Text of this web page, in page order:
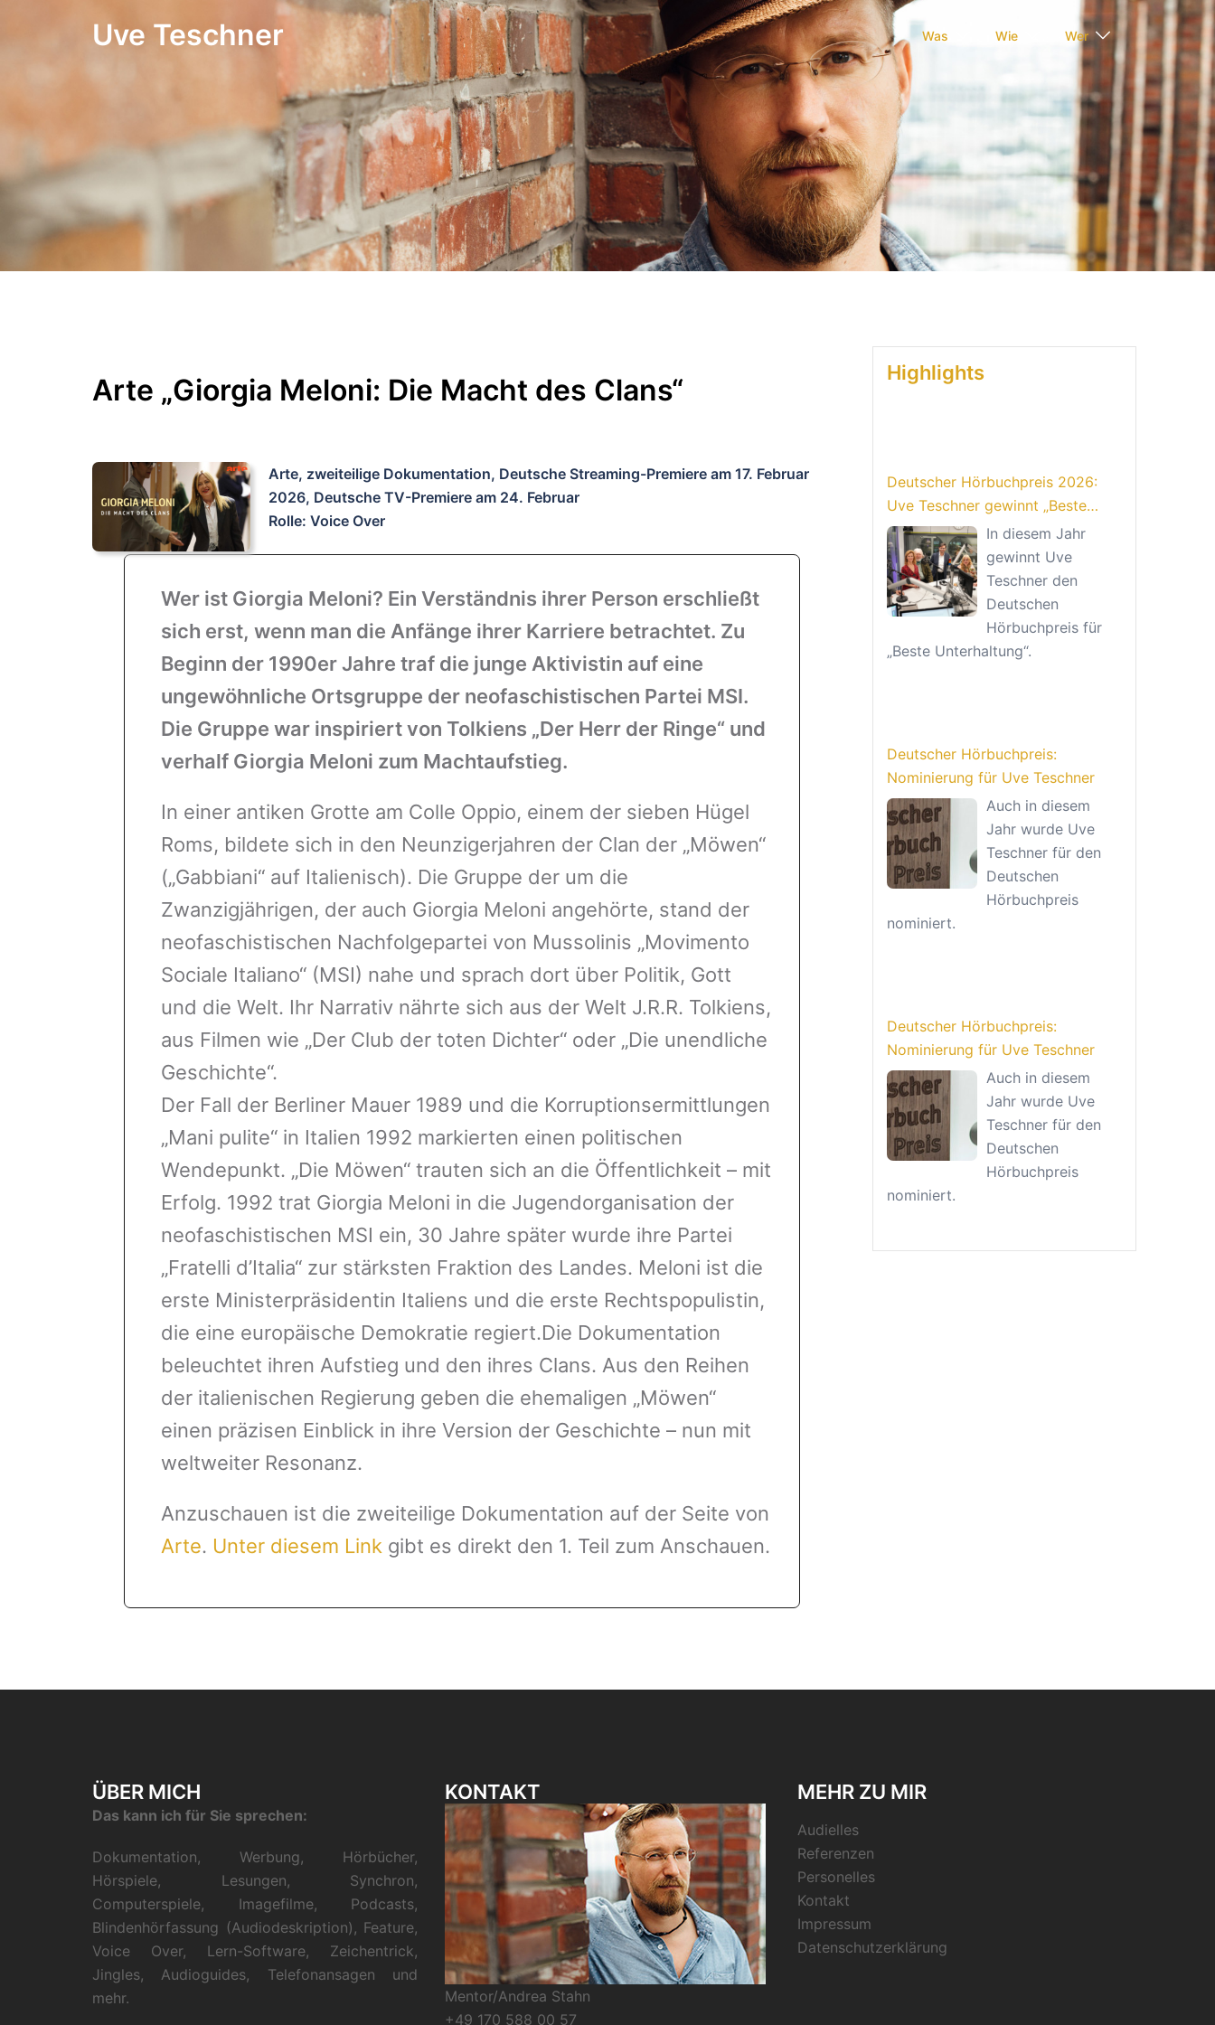
Uve Teschner Was Wie Wer
Arte „Giorgia Meloni: Die Macht des Clans“
Arte, zweiteilige Dokumentation, Deutsche Streaming-Premiere am 17. Februar
2026, Deutsche TV-Premiere am 24. Februar
Rolle: Voice Over
Wer ist Giorgia Meloni? Ein Verständnis ihrer Person erschließt
sich erst, wenn man die Anfänge ihrer Karriere betrachtet. Zu
Beginn der 1990er Jahre traf die junge Aktivistin auf eine
ungewöhnliche Ortsgruppe der neofaschistischen Partei MSI.
Die Gruppe war inspiriert von Tolkiens „Der Herr der Ringe“ und
verhalf Giorgia Meloni zum Machtaufstieg.
In einer antiken Grotte am Colle Oppio, einem der sieben Hügel
Roms, bildete sich in den Neunzigerjahren der Clan der „Möwen“
(„Gabbiani“ auf Italienisch). Die Gruppe der um die
Zwanzigjährigen, der auch Giorgia Meloni angehörte, stand der
neofaschistischen Nachfolgepartei von Mussolinis „Movimento
Sociale Italiano“ (MSI) nahe und sprach dort über Politik, Gott
und die Welt. Ihr Narrativ nährte sich aus der Welt J.R.R. Tolkiens,
aus Filmen wie „Der Club der toten Dichter“ oder „Die unendliche
Geschichte“.
Der Fall der Berliner Mauer 1989 und die Korruptionsermittlungen
„Mani pulite“ in Italien 1992 markierten einen politischen
Wendepunkt. „Die Möwen“ trauten sich an die Öffentlichkeit – mit
Erfolg. 1992 trat Giorgia Meloni in die Jugendorganisation der
neofaschistischen MSI ein, 30 Jahre später wurde ihre Partei
„Fratelli d’Italia“ zur stärksten Fraktion des Landes. Meloni ist die
erste Ministerpräsidentin Italiens und die erste Rechtspopulistin,
die eine europäische Demokratie regiert.Die Dokumentation
beleuchtet ihren Aufstieg und den ihres Clans. Aus den Reihen
der italienischen Regierung geben die ehemaligen „Möwen“
einen präzisen Einblick in ihre Version der Geschichte – nun mit
weltweiter Resonanz.
Anzuschauen ist die zweiteilige Dokumentation auf der Seite von
Arte. Unter diesem Link gibt es direkt den 1. Teil zum Anschauen.
Highlights
Deutscher Hörbuchpreis 2026:
Uve Teschner gewinnt „Beste
Unterhaltung“ In diesem Jahr
gewinnt Uve
Teschner den
Deutschen
Hörbuchpreis für
„Beste Unterhaltung“.
Deutscher Hörbuchpreis:
Nominierung für Uve Teschner
Auch in diesem
Jahr wurde Uve
Teschner für den
Deutschen
Hörbuchpreis
nominiert.
Deutscher Hörbuchpreis:
Nominierung für Uve Teschner
Auch in diesem
Jahr wurde Uve
Teschner für den
Deutschen
Hörbuchpreis
nominiert.
ÜBER MICH
Das kann ich für Sie sprechen:
Dokumentation, Werbung, Hörbücher,
Hörspiele, Lesungen, Synchron,
Computerspiele, Imagefilme, Podcasts,
Blindenhörfassung (Audiodeskription), Feature,
Voice Over, Lern-Software, Zeichentrick,
Jingles, Audioguides, Telefonansagen und
mehr.
KONTAKT
Mentor/Andrea Stahn
+49 170 588 00 57
MEHR ZU MIR
Audielles
Referenzen
Personelles
Kontakt
Impressum
Datenschutzerklärung